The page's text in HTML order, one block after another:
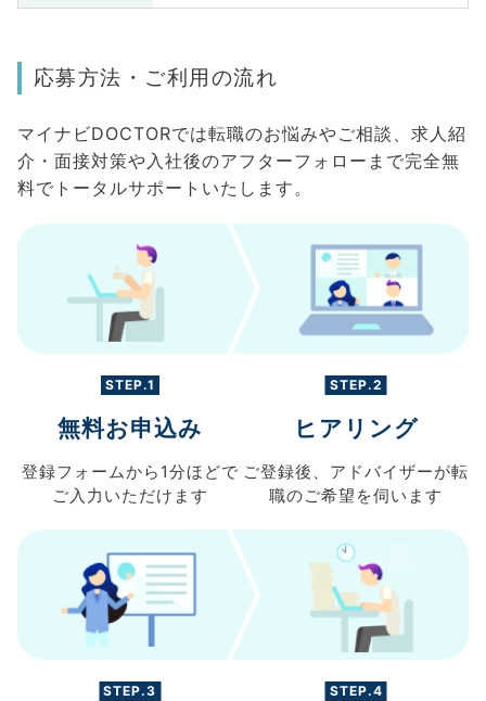
応募方法・ご利用の流れ
マイナビDOCTORでは転職のお悩みやご相談、求人紹
介・面接対策や入社後のアフターフォローまで完全無
料でトータルサポートいたします。
STEP.1
無料お申込み
登録フォームから 1分ほどで
ご入力 いただけます
STEP.2
ヒアリング
ご登録後、 アドバイザーが転
職のご希望を伺います
STEP.3 STEP.4